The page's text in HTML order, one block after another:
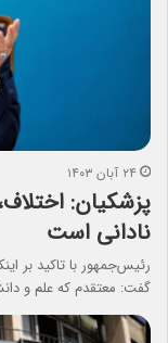
۲۴ آبان ۱۴۰۳
پزشکیان:
نادانی است
رئیس‌جمهور با تاکید بر
گفت: معتقدم که علم و